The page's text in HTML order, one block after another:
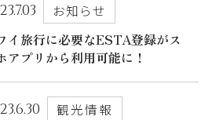
お知らせ
イ旅行に必要なESTA登録がス
アプリから利用可能に！
観光情報